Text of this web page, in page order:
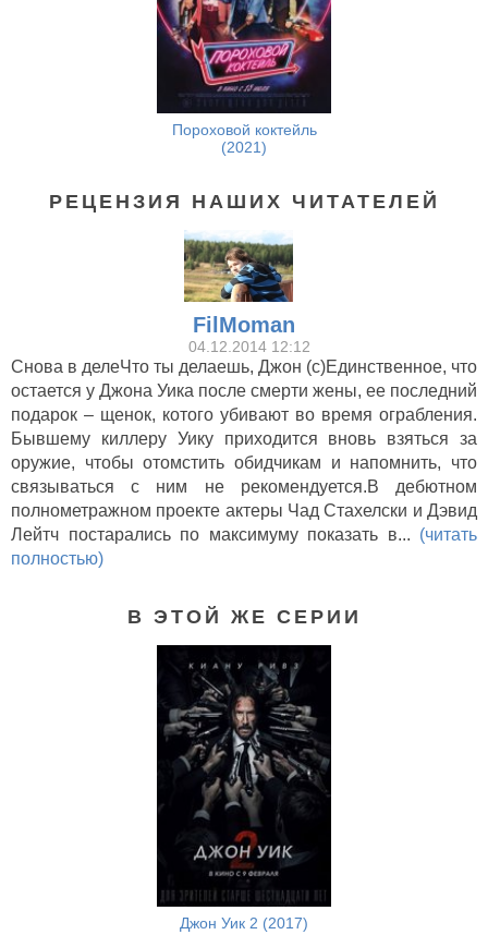
Пороховой коктейль
(2021)
РЕЦЕНЗИЯ НАШИХ ЧИТАТЕЛЕЙ
FilMoman
04.12.2014 12:12
Снова в делеЧто ты делаешь, Джон (с)Единственное, что
остается у Джона Уика после смерти жены, ее последний
подарок – щенок, котого убивают во время ограбления.
Бывшему киллеру Уику приходится вновь взяться за
оружие, чтобы отомстить обидчикам и напомнить, что
связываться с ним не рекомендуется.В дебютном
полнометражном проекте актеры Чад Стахелски и Дэвид
Лейтч постарались по максимуму показать в... (читать
полностью)
В ЭТОЙ ЖЕ СЕРИИ
Джон Уик 2 (2017)